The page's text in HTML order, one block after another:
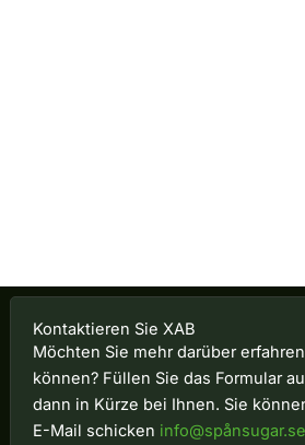
Kontaktieren Sie XAB
Möchten Sie mehr darüber
können? Füllen Sie das Formular
dann in Kürze bei Ihnen. Sie
E-Mail schicken info@spånsugar.se